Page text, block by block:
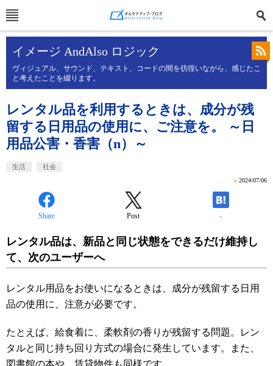
イメージ AndAlso ロジック
ヴィジュアル、サウンド、テキスト、コードの間を彷徨いながら、感じたこ
と考えたことを綴ります。
レンタル品を利用するときは、成分が残
留する日用品の使用に、ご注意を。 ～日
用品公害・香害（n）～
生活 社会
» 2024/07/06
Share Post -
レンタル品は、新品と同じ状態をできるだけ維持し
て、次のユーザーへ
レンタル用品をお使いになるときは、成分が残留する日用
品の使用に、注意が必要です。
たとえば、給食着に、柔軟剤の香りが残留する問題。レン
タルと同じ持ち回り方式の場合に発生しています。また、
図書館の本や、 賃貸物件も同様です。